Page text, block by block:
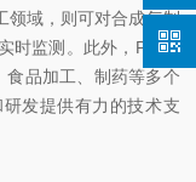
领域，则可对合成气制
时监测。此外，ProC-
食品加工、制药等多个
发提供有力的技术支